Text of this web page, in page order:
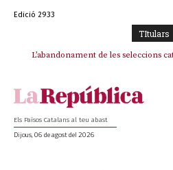
Edició 2933
TItulars
L’abandonament de les seleccions
Els Països Catalans al teu abast
Dijous, 06 de agost del 2026